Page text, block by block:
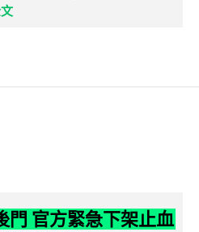
門 官方緊急下架止血